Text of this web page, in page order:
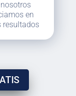
en
resultados